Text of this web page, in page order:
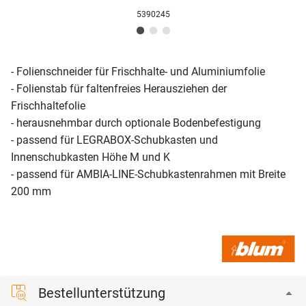
5390245
- Folienschneider für Frischhalte- und Aluminiumfolie
- Folienstab für faltenfreies Herausziehen der
Frischhaltefolie
- herausnehmbar durch optionale Bodenbefestigung
- passend für LEGRABOX-Schubkasten und
Innenschubkasten Höhe M und K
- passend für AMBIA-LINE-Schubkastenrahmen mit Breite
200 mm
Bestellunterstützung